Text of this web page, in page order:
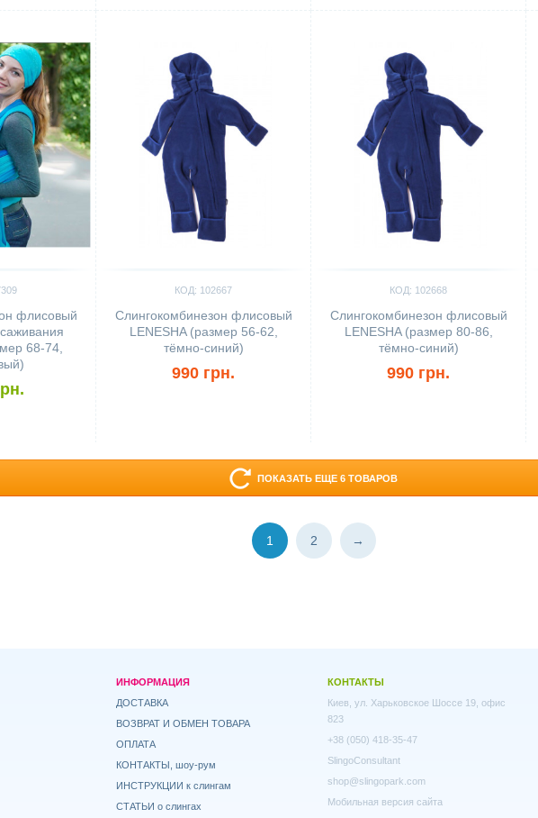
флисовый
68-74,
КОД: 102667
Слингокомбинезон флисовый
LENESHA (размер 56-62,
тёмно-синий)
990 грн.
КОД: 102668
Слингокомбинезон флисовый
LENESHA (размер 80-86,
тёмно-синий)
990 грн.
ПОКАЗАТЬ ЕЩЕ 6 ТОВАРОВ
1 2 →
ИНФОРМАЦИЯ
ДОСТАВКА
ВОЗВРАТ И ОБМЕН ТОВАРА
ОПЛАТА
КОНТАКТЫ, шоу-рум
ИНСТРУКЦИИ к слингам
СТАТЬИ о слингах
КОНТАКТЫ
Киев, ул. Харьковское Шоссе 19, офис
823
+38 (050) 418-35-47
SlingoConsultant
shop@slingopark.com
Мобильная версия сайта